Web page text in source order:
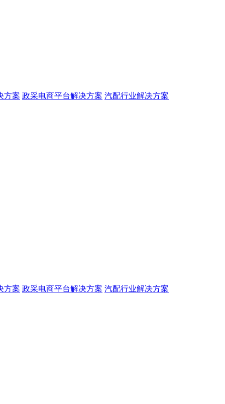
方案 政采电商平台解决方案 汽配行业解决方案
方案 政采电商平台解决方案 汽配行业解决方案